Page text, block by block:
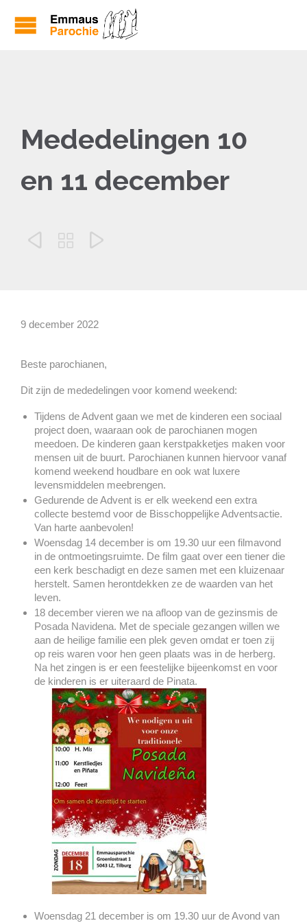
Mededelingen 10
en 11 december
  
9 december 2022
Beste parochianen,
Dit zijn de mededelingen voor komend weekend:
Tijdens de Advent gaan we met de kinderen een sociaal
project doen, waaraan ook de parochianen mogen
meedoen. De kinderen gaan kerstpakketjes maken voor
mensen uit de buurt. Parochianen kunnen hiervoor vanaf
komend weekend houdbare en ook wat luxere
levensmiddelen meebrengen.
Gedurende de Advent is er elk weekend een extra
collecte bestemd voor de Bisschoppelijke Adventsactie.
Van harte aanbevolen!
Woensdag 14 december is om 19.30 uur een filmavond
in de ontmoetingsruimte. De film gaat over een tiener die
een kerk beschadigt en deze samen met een kluizenaar
herstelt. Samen herontdekken ze de waarden van het
leven.
18 december vieren we na afloop van de gezinsmis de
Posada Navidena. Met de speciale gezangen willen we
aan de heilige familie een plek geven omdat er toen zij
op reis waren voor hen geen plaats was in de herberg.
Na het zingen is er een feestelijke bijeenkomst en voor
de kinderen is er uiteraard de Pinata.
Woensdag 21 december is om 19.30 uur de Avond van